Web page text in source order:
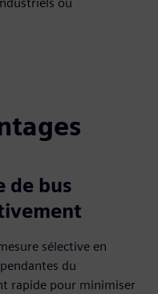
de bus
sélective en
du
rapide pour minimiser